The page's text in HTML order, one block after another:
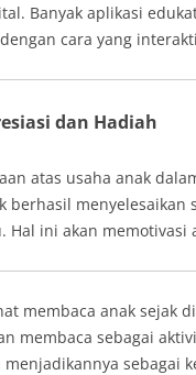
Banyak aplikasi
cara yang
dan Hadiah
atas usaha anak
berhasil
Hal ini akan memotivasi
membaca anak sejak
membaca sebagai
sebagai